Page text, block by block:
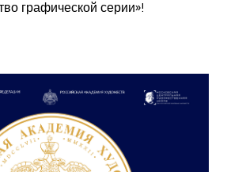
графической серии»!